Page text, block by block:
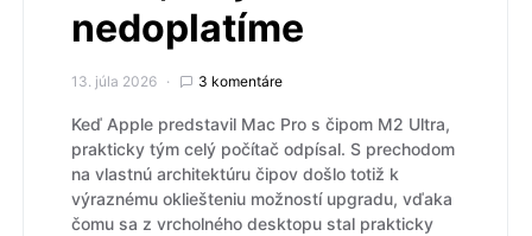
nedoplatíme
13. júla 2026 3 komentáre
Keď Apple predstavil Mac Pro s čipom M2 Ultra,
prakticky tým celý počítač odpísal. S prechodom
na vlastnú architektúru čipov došlo totiž k
výraznému okliešteniu možností upgradu, vďaka
čomu sa z vrcholného desktopu stal prakticky